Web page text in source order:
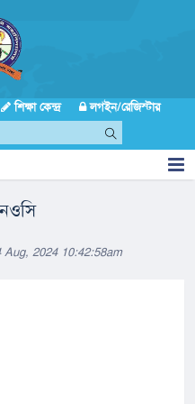
শিক্ষা কেন্দ্র লগইন/রেজিস্টার
Aug, 2024 10:42:58am